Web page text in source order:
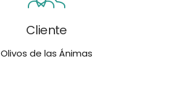
Cliente
Olivos de las Ánimas